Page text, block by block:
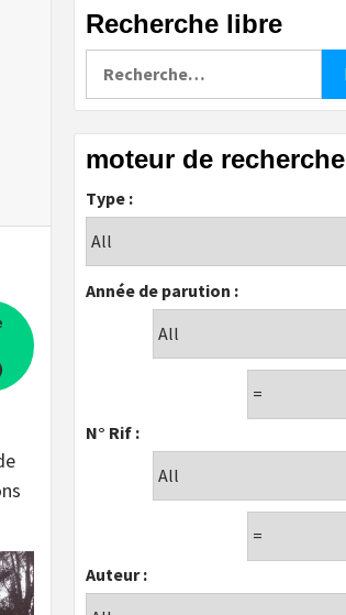
Recherche libre
moteur de recherche
Type :
Année de parution :
N° Rif :
Auteur :